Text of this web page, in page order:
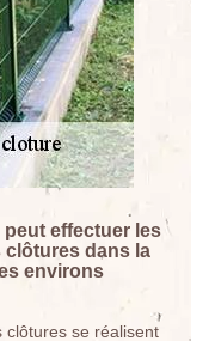
effectuer les
clôtures dans la
environs
clôtures se réalisent